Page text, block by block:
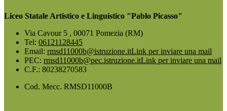
Liceo Statale Artistico e Linguistico "Pablo Picasso"
Via Cavour 5 , 00071 Pomezia (RM)
Tel: 06121128445
Email: rmsd11000b@istruzione.itLink per inviare una mail
PEC: rmsd11000b@pec.istruzione.itLink per inviare una mail
C.F.: 80238270583
Cod. Mecc. RMSD11000B